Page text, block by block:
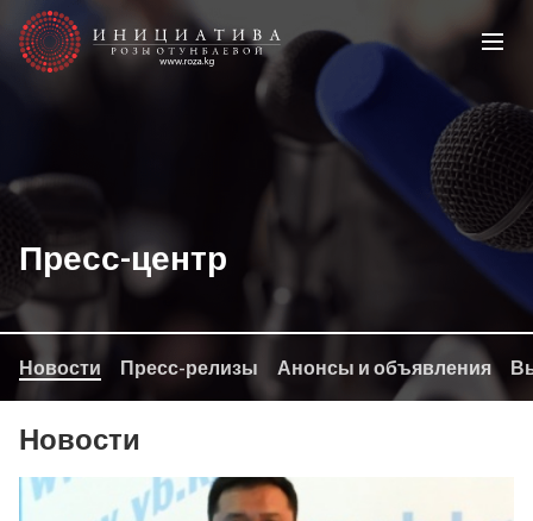
Пресс-центр
Новости Пресс-релизы Анонсы и объявления
Новости